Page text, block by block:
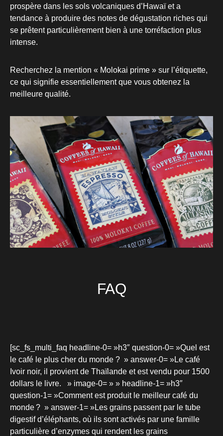
prospère dans les sols volcaniques d’Hawaï et a
tendance à produire des notes de dégustation riches qui
se prêtent particulièrement bien à une torréfaction plus
intense.
Recherchez la mention « Molokai prime » sur l’étiquette,
ce qui signifie essentiellement que vous obtenez la
meilleure qualité.
FAQ
[sc_fs_multi_faq headline-0= »h3″ question-0= »Quel est
le café le plus cher du monde ? » answer-0= »Le café
Ivoir noir, il provient de Thaïlande et est vendu pour 1500
dollars le livre. » image-0= » » headline-1= »h3″
question-1= »Comment est produit le meilleur café du
monde ? » answer-1= »Les grains passent par le tube
digestif d’éléphants, où ils sont activés par une famille
particulière d’enzymes qui rendent les grains